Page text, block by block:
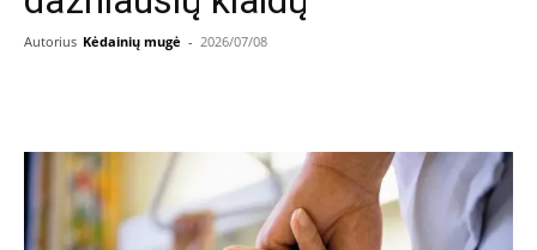
Autorius Kėdainių mugė - 2026/07/08